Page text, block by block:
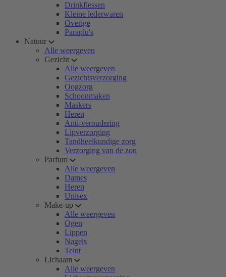
Drinkflessen
Kleine lederwaren
Overige
Paraplu's
Natuur
Alle weergeven
Gezicht
Alle weergeven
Gezichtsverzorging
Oogzorg
Schoonmaken
Maskers
Heren
Anti-veroudering
Lipverzorging
Tandheelkundige zorg
Verzorging van de zon
Parfum
Alle weergeven
Dames
Heren
Unisex
Make-up
Alle weergeven
Ogen
Lippen
Nagels
Teint
Lichaam
Alle weergeven